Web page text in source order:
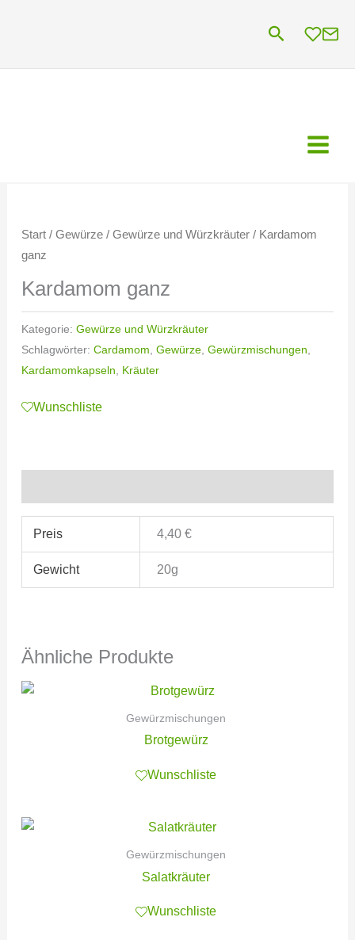
Suchen
Start/ Gewürze/ Gewürze und Würzkräuter/ Kardamom
ganz
Kardamom ganz
Kategorie: Gewürze und Würzkräuter
Schlagwörter: Cardamom Gewürze, Gewürzmischungen
Kardamomkapseln
Kräuter
Wunschliste
Preis 4,40 €
Gewicht 20g
Ähnliche Produkte
Gewürzmischungen
Brotgewürz
Wunschliste
Gewürzmischungen
Salatkräuter
Wunschliste